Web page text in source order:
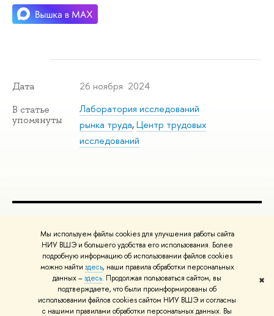
Мы используем файлы cookies для улучшения работы сайта
НИУ ВШЭ и большего удобства его использования. Более
подробную информацию об использовании файлов cookies
можно найти здесь, наши правила обработки персональных
данных –здесь. Продолжая пользоваться сайтом, вы
подтверждаете, что были проинформированы об
использовании файлов cookies сайтом НИУ ВШЭ и согласны
с нашими правилами обработки персональных данных. Вы
✖
Дата 26 ноября 2024
В статье
упомянуты
Лаборатория исследований
рынка труда,Центр трудовых
исследований
Министерство науки и высшего образования РФ
Министерство просвещения РФ
Массовые открытые онлайн-курсы
© НИУ ВШЭ 1993–2026 Адреса и контакты Условия использования
материалов Политика конфиденциальности Карта сайта